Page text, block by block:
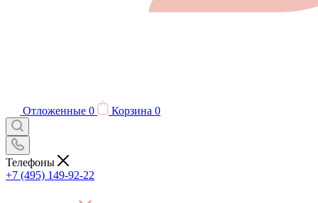
Отложенные 0 Корзина 0
Телефоны
+7 (495) 149-92-22